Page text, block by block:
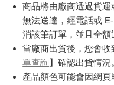
商品將由廠商透過貨
無法送達，經電話或
消該筆訂單，並且全額
當廠商出貨後，您會
單查詢】確認出貨情況
產品顏色可能會因網